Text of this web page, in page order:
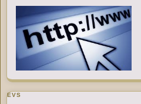
EVS